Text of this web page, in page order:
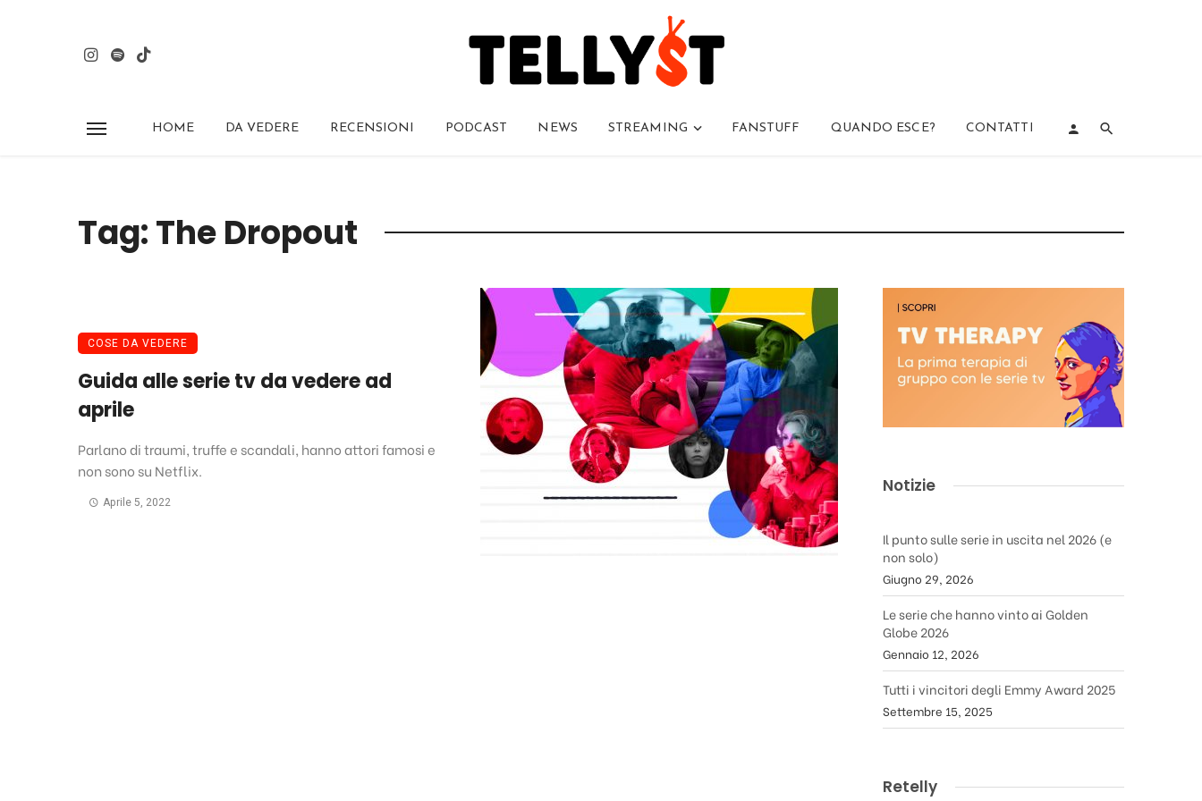
HOME DA VEDERE RECENSIONI PODCAST NEWS STREAMING FANSTUFF QUANDO ESCE? CONTATTI
Tag: The Dropout
COSE DA VEDERE
Guida alle serie tv da vedere ad
aprile
Parlano di traumi, truffe e scandali, hanno attori famosi e
non sono su Netflix.
Aprile 5, 2022
Notizie
Il punto sulle serie in uscita nel 2026 (e
non solo)
Giugno 29, 2026
Le serie che hanno vinto ai Golden
Globe 2026
Gennaio 12, 2026
Tutti i vincitori degli Emmy Award 2025
Settembre 15, 2025
Retelly